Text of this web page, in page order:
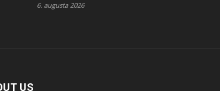
6. augusta 2026
US